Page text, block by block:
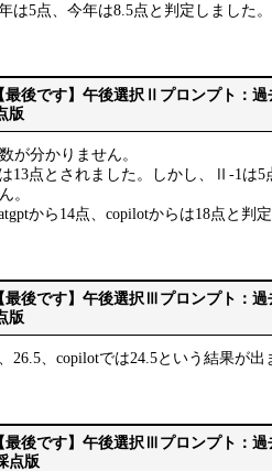
は5点、今年は8.5点と判定しました。
最後です】午後選択Ⅱプロンプト：
版
が分かりません。
13点とされました。しかし、Ⅱ-1は
。
から14点、copilotからは18点と判
最後です】午後選択Ⅲプロンプト：
版
26.5、copilotでは24.5という結果が出
最後です】午後選択Ⅲプロンプト：
点版